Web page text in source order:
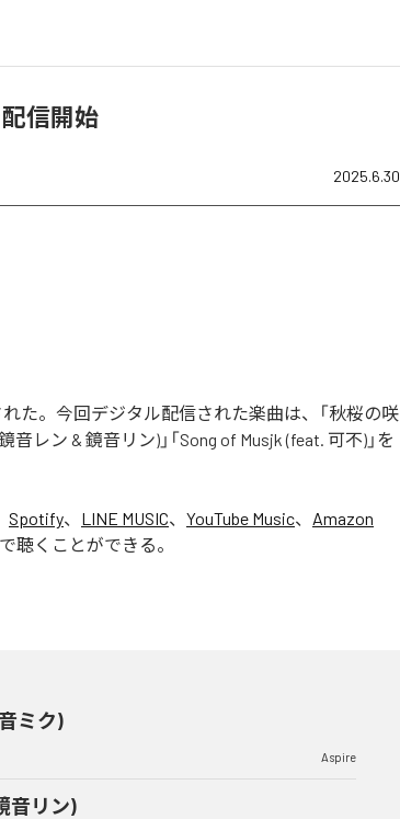
配信開始
2025.6.30
た。今回デジタル配信された楽曲は、「秋桜の咲
音レン & 鏡音リン)」「Song of Musjk (feat. 可不)」を
Spotify、 LINE MUSIC、 YouTube Music、 Amazon
聴くことができる。
ミク)
Aspire
音リン)